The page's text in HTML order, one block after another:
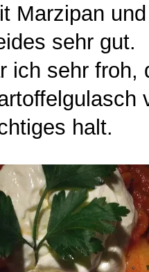
Marzipan
sehr gut.
ich sehr froh,
halt.